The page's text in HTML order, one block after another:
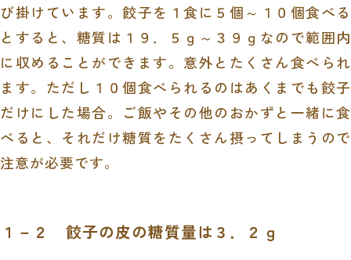
び掛けています。餃子を１食に５個～１０個食べる
とすると、糖質は１９．５ｇ～３９ｇなので範囲内
に収めることができます。意外とたくさん食べられ
ます。ただし１０個食べられるのはあくまでも餃子
だけにした場合。ご飯やその他のおかずと一緒に食
べると、それだけ糖質をたくさん摂ってしまうので
注意が必要です。
１－２ 餃子の皮の糖質量は３．２ ｇ